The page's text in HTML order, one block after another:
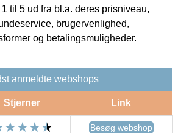
til 5 ud fra bl.a. deres prisniveau,
brugervenlighed,
og betalingsmuligheder.
anmeldte webshops
Stjerner Link
Besøg webshop